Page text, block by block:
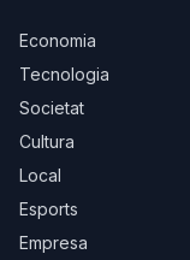
Economia
Tecnologia
Societat
Cultura
Local
Esports
Empresa